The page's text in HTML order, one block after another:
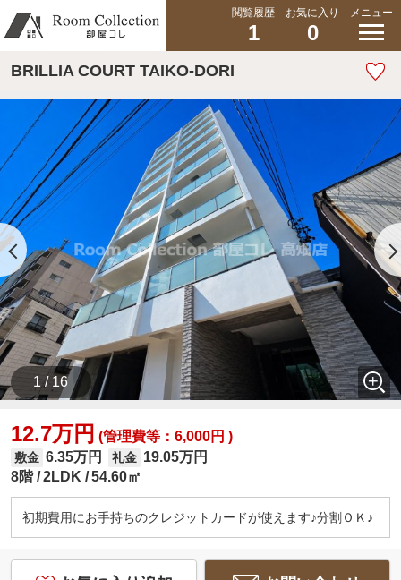
閲覧履歴
1
お気に入り
0
メニュー
BRILLIA COURT TAIKO-DORI
1 / 16
12.7万円 (管理費等：6,000円 )
敷金 6.35万円 礼金 19.05万円
8階 2LDK 54.60㎡
初期費用にお手持ちのクレジットカードが使えます♪分割ＯＫ♪